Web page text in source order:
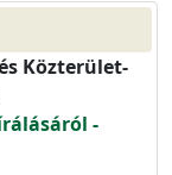
Közterület-
-